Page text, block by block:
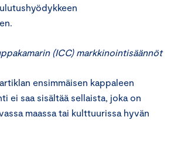
(ICC) markkinointisäännöt
ensimmäisen kappaleen
ei saa sisältää sellaista, joka on
maassa tai kulttuurissa hyvän